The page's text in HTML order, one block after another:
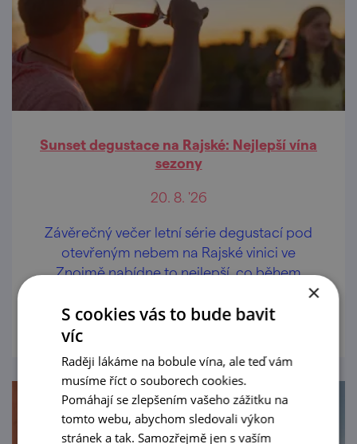
Sunset degustace na Rajské: Nejlepší vína
sezony
20. 8. '26
Závěrečný večer letní série degustací pod
otevřeným nebem na Rajské vinici ve
Znojmě nabídne to nejlepší, co během
prohlédnout
×
S cookies vás to bude bavit
víc
Raději lákáme na bobule vína, ale teď vám
musíme říct o souborech cookies.
Pomáhají se zlepšením vašeho zážitku na
tomto webu, abychom sledovali výkon
stránek a tak. Samozřejmě jen s vaším